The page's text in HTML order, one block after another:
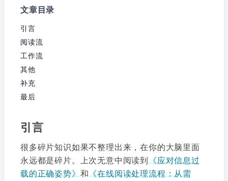
文章目录
引言
阅读流
工作流
其他
补充
最后
引言
很多碎片知识如果不整理出来，在你的大脑里面
永远都是碎片。上次无意中阅读到《应对信息过
载的正确姿势》和《在线阅读处理流程：从需